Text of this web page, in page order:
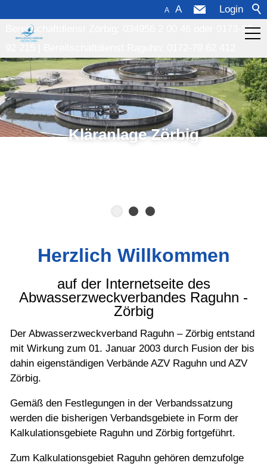
Login
A
A
Bereitschaftdienst Zörbig: 034956 2 00 46
0173-39
Über uns
Öffentl.
Bekanntmachungen
TZV
Kläranlage Zörbig
Herzlich Willkommen
auf der Internetseite des
Abwasserzweckverbandes Raguhn -
Zörbig
Der Abwasserzweckverband Raguhn – Zörbig entstand
mit Wirkung zum 01. Januar 2003 durch Fusion der bis
dahin eigenständigen Verbände AZV Raguhn und AZV
Zörbig.
Gemäß den Festlegungen in der Verbandssatzung
werden die bisherigen Verbandsgebiete in Form der
Kalkulationsgebiete Raguhn und Zörbig fortgeführt.
Zum Kalkulationsgebiet Raguhn gehören demzufolge